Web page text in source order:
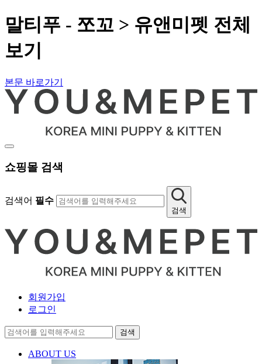
말티푸 - 쪼꼬 > 유앤미펫 전체
보기
본문 바로가기
쇼핑몰 검색
검색어 필수
검색
회원가입
로그인
ABOUT US